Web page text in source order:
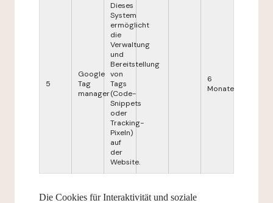
5
Google
Tag
manager
Dieses
System
ermöglicht
die
Verwaltung
und
Bereitstellung
von
Tags
(Code-
Snippets
oder
Tracking-
Pixeln)
auf
der
Website.
6
Monate
Die Cookies für Interaktivität und soziale